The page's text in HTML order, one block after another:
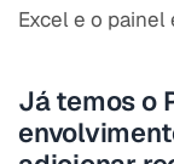
Excel e o
Já temos o